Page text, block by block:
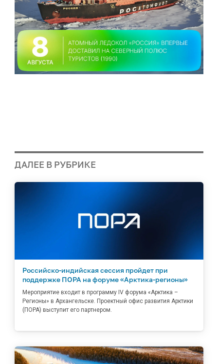
ДАЛЕЕ В РУБРИКЕ
Российско-индийская сессия пройдет при
поддержке ПОРА на форуме «Арктика-регионы»
Мероприятие входит в программу IV форума «Арктика –
Регионы» в Архангельске. Проектный офис развития Арктики
(ПОРА) выступит его партнером.